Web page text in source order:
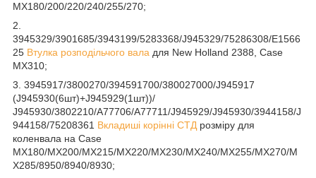
MX180/200/220/240/255/270;
2.
3945329/3901685/3943199/5283368/J945329/75286308/E1566
25 Втулка розподільчого вала для New Holland 2388, Case
MX310;
3. 3945917/3800270/394591700/380027000/J945917
(J945930(6шт)+J945929(1шт))/
J945930/3802210/A77706/A77711/J945929/J945930/3944158/J
944158/75208361 Вкладиші корінні СТДрозміру для
коленвала на Case
MX180/MX200/MX215/MX220/MX230/MX240/MX255/MX270/M
X285/8950/8940/8930;